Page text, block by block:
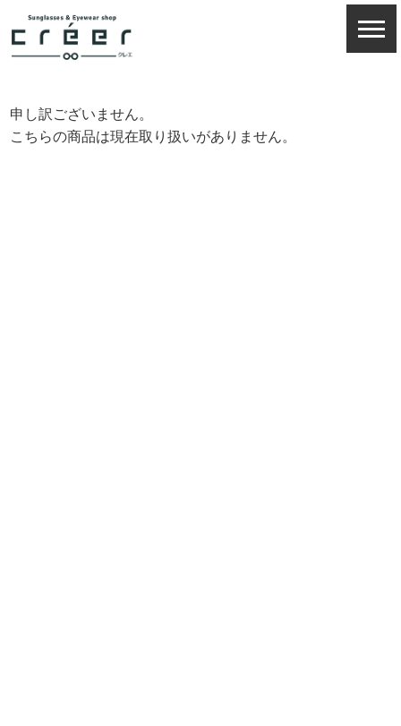
申し訳ございません。
こちらの商品は現在取り扱いがありません。